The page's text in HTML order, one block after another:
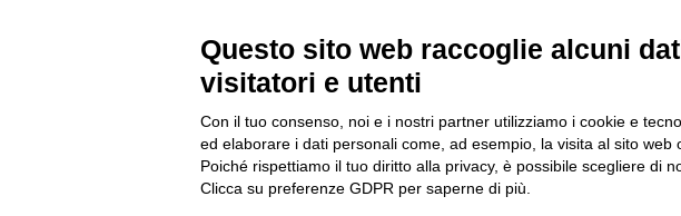
Una scivolata impedisce a
Debise di lottare per il podio in
Gara 1 a Phillip Island
Marc Márquez e il Ducati Lenovo
Team dominano al Sachsenring
13/07/2025
Questo sito web raccoglie alcuni
visitatori e utenti
Con il tuo consenso, noi e i nostri partner utilizziamo i cookie e
ed elaborare i dati personali come, ad esempio, la visita al sito web
Poiché rispettiamo il tuo diritto alla privacy, è possibile scegliere di
Clicca su preferenze GDPR per saperne di più.